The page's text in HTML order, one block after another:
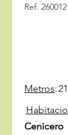
Ref. 260012
Metros:
Cenicero